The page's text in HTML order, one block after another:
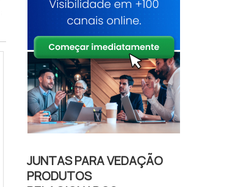
JUNTAS PARA VEDAÇÃO
PRODUTOS